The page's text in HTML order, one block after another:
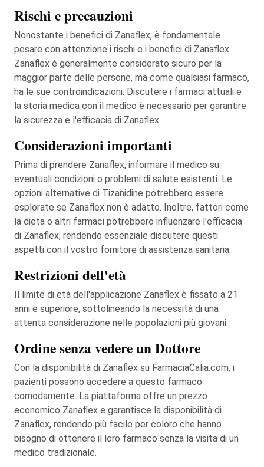
Rischi e precauzioni
Nonostante i benefici di Zanaflex, è fondamentale
pesare con attenzione i rischi e i benefici di Zanaflex.
Zanaflex è generalmente considerato sicuro per la
maggior parte delle persone, ma come qualsiasi farmaco,
ha le sue controindicazioni. Discutere i farmaci attuali e
la storia medica con il medico è necessario per garantire
la sicurezza e l'efficacia di Zanaflex.
Considerazioni importanti
Prima di prendere Zanaflex, informare il medico su
eventuali condizioni o problemi di salute esistenti. Le
opzioni alternative di Tizanidine potrebbero essere
esplorate se Zanaflex non è adatto. Inoltre, fattori come
la dieta o altri farmaci potrebbero influenzare l'efficacia
di Zanaflex, rendendo essenziale discutere questi
aspetti con il vostro fornitore di assistenza sanitaria.
Restrizioni dell'età
Il limite di età dell'applicazione Zanaflex è fissato a 21
anni e superiore, sottolineando la necessità di una
attenta considerazione nelle popolazioni più giovani.
Ordine senza vedere un Dottore
Con la disponibilità di Zanaflex su FarmaciaCalia.com, i
pazienti possono accedere a questo farmaco
comodamente. La piattaforma offre un prezzo
economico Zanaflex e garantisce la disponibilità di
Zanaflex, rendendo più facile per coloro che hanno
bisogno di ottenere il loro farmaco senza la visita di un
medico tradizionale.